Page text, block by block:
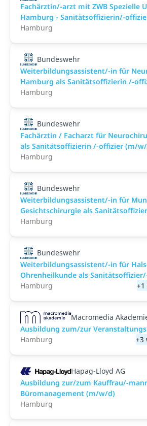
Fachärztin/-arzt mit ZWB Spezielle
Hamburg - Sanitätsoffizierin/-
Hamburg
Bundeswehr
Weiterbildungsassistent/-in für
Hamburg als Sanitätsoffizierin /-
Hamburg
Bundeswehr
Fachärztin / Facharzt für
als Sanitätsoffizierin /-offizier (m/
Hamburg
Bundeswehr
Weiterbildungsassistent/-in für
Gesichtschirurgie als
Hamburg
Bundeswehr
Weiterbildungsassistent/-in für
Ohrenheilkunde als
Hamburg
Macromedia
Ausbildung zum/zur
Hamburg
+3
Hapag-Lloyd AG
Ausbildung zur/zum Kauffrau/-
Büromanagement (m/w/d)
Hamburg